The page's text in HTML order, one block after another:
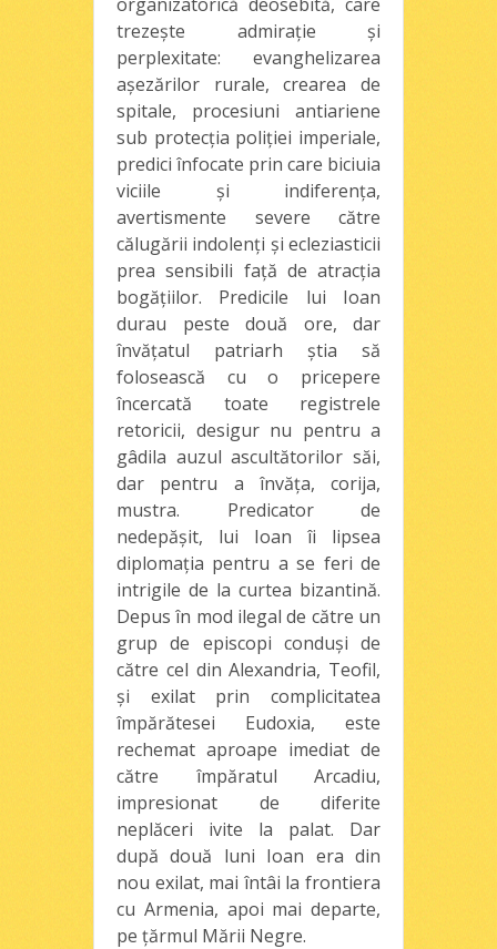
trezeşte admiraţie şi
perplexitate: evanghelizarea
aşezărilor rurale, crearea de
spitale, procesiuni antiariene
sub protecţia poliţiei imperiale,
predici înfocate prin care biciuia
viciile şi indiferenţa,
avertismente severe către
călugării indolenţi şi ecleziasticii
prea sensibili faţă de atracţia
bogăţiilor. Predicile lui Ioan
durau peste două ore, dar
învăţatul patriarh ştia să
folosească cu o pricepere
încercată toate registrele
retoricii, desigur nu pentru a
gâdila auzul ascultătorilor săi,
dar pentru a învăţa, corija,
mustra. Predicator de
nedepăşit, lui Ioan îi lipsea
diplomaţia pentru a se feri de
intrigile de la curtea bizantină.
Depus în mod ilegal de către un
grup de episcopi conduşi de
către cel din Alexandria, Teofil,
şi exilat prin complicitatea
împărătesei Eudoxia, este
rechemat aproape imediat de
către împăratul Arcadiu,
impresionat de diferite
neplăceri ivite la palat. Dar
după două luni Ioan era din
nou exilat, mai întâi la frontiera
cu Armenia, apoi mai departe,
pe ţărmul Mării Negre.